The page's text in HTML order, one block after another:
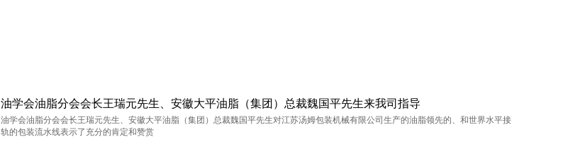
油学会油脂分会会长王瑞元先生、安徽大平油脂（集团）总裁魏国平先生来我司指导
油学会油脂分会会长王瑞元先生、安徽大平油脂（集团）总裁魏国平先生对江苏汤姆包装机械有限公司生产的油脂领先的、和世界水平接
轨的包装流水线表示了充分的肯定和赞赏